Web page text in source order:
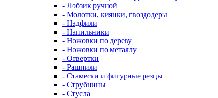
- Лобзик ручной
- Молотки, киянки, гвоздодеры
- Надфили
- Напильники
- Ножовки по дереву
- Ножовки по металлу
- Отвертки
- Рашпили
- Стамески и фигурные резцы
- Струбцины
- Стусла